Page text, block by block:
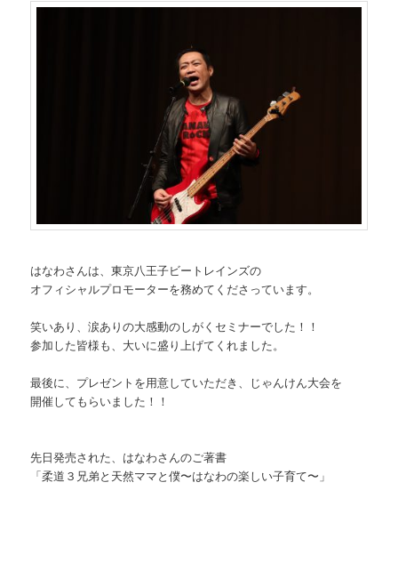
はなわさんは、東京八王子ビートレインズの
オフィシャルプロモーターを務めてくださっています。
笑いあり、涙ありの大感動のしがくセミナーでした！！
参加した皆様も、大いに盛り上げてくれました。
最後に、プレゼントを用意していただき、じゃんけん大会を
開催してもらいました！！
先日発売された、はなわさんのご著書
「柔道３兄弟と天然ママと僕〜はなわの楽しい子育て〜」